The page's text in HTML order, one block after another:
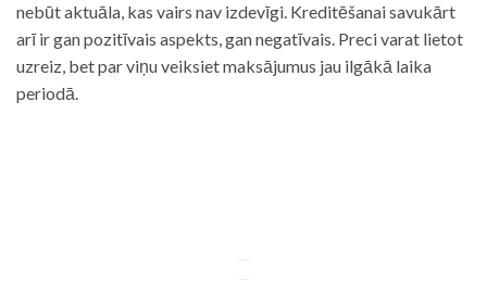
nebūt aktuāla, kas vairs nav izdevīgi. Kreditēšanai savukārt
arī ir gan pozitīvais aspekts, gan negatīvais. Preci varat lietot
uzreiz, bet par viņu veiksiet maksājumus jau ilgākā laika
periodā.